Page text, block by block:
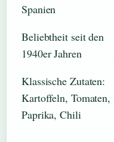
Spanien
Beliebtheit seit den
1940er Jahren
Klassische Zutaten:
Kartoffeln, Tomaten,
Paprika, Chili